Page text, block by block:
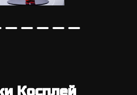
Косплей